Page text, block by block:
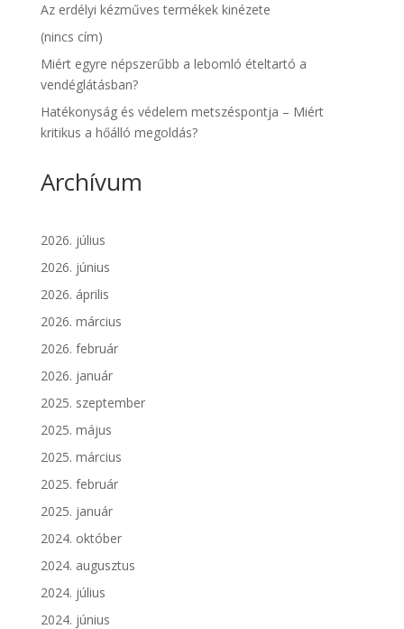
Az erdélyi kézműves termékek kinézete
(nincs cím)
Miért egyre népszerűbb a lebomló ételtartó a
vendéglátásban?
Hatékonyság és védelem metszéspontja – Miért
kritikus a hőálló megoldás?
Archívum
2026. július
2026. június
2026. április
2026. március
2026. február
2026. január
2025. szeptember
2025. május
2025. március
2025. február
2025. január
2024. október
2024. augusztus
2024. július
2024. június